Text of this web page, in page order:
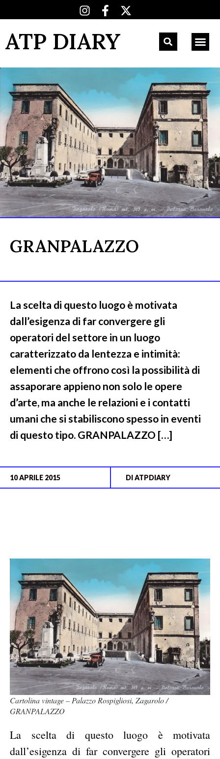
ATP DIARY
GRANPALAZZO
La scelta di questo luogo è motivata
dall’esigenza di far convergere gli
operatori del settore in un luogo
caratterizzato da lentezza e intimità:
elementi che offrono così la possibilità di
assaporare appieno non solo le opere
d’arte, ma anche le relazioni e i contatti
umani che si stabiliscono spesso in eventi
di questo tipo. GRANPALAZZO […]
10 APRILE 2015 DIATPDIARY
Cartolina vintage – Palazzo Rospigliosi, Zagarolo /
GRANPALAZZO
La scelta di questo luogo è motivata
dall’esigenza di far convergere gli operatori